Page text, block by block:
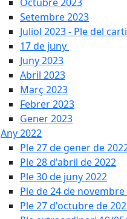
Setembre 2023
Juliol 2023 - Ple del
17 de juny
Juny 2023
Abril 2023
Març 2023
Febrer 2023
Gener 2023
Any 2022
Ple 27 de gener de
Ple 28 d'abril de 2022
Ple 30 de juny 2022
Ple de 24 de novembre
Ple 27 d'octubre de